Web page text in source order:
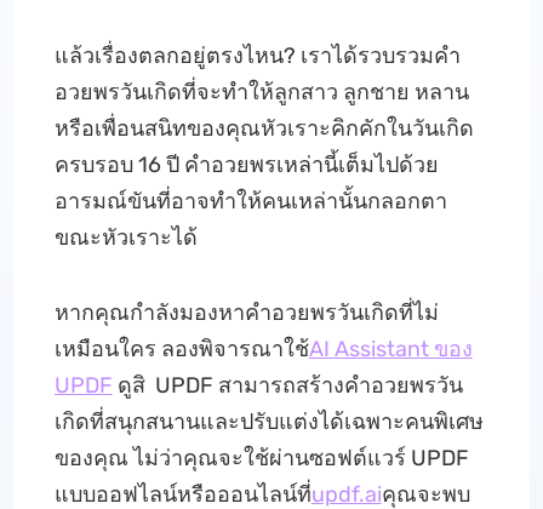
แล้วเรื่องตลกอยู่ตรงไหน? เราได้รวบรวมคำ
อวยพรวันเกิดที่จะทำให้ลูกสาว ลูกชาย หลาน
หรือเพื่อนสนิทของคุณหัวเราะคิกคักในวันเกิด
ครบรอบ 16 ปี คำอวยพรเหล่านี้เต็มไปด้วย
อารมณ์ขันที่อาจทำให้คนเหล่านั้นกลอกตา
ขณะหัวเราะได้
หากคุณกำลังมองหาคำอวยพรวันเกิดที่ไม่
เหมือนใคร ลองพิจารณาใช้AI Assistant ของ
UPDF ดูสิ UPDF สามารถสร้างคำอวยพรวัน
เกิดที่สนุกสนานและปรับแต่งได้เฉพาะคนพิเศษ
ของคุณ ไม่ว่าคุณจะใช้ผ่านซอฟต์แวร์ UPDF
แบบออฟไลน์หรือออนไลน์ที่updf.aiคุณจะพบ